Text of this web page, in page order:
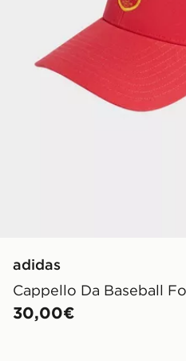
adidas
Cappello Da Baseball
30,00€